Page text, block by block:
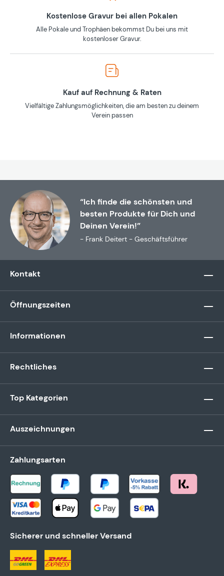
Kostenlose Gravur bei allen Pokalen
Alle Pokale und Trophäen bekommst Du bei uns mit
kostenloser Gravur.
Kauf auf Rechnung & Raten
Vielfältige Zahlungsmöglichkeiten, die am besten zu deinem
Verein passen
“Ich finde die schönsten und
besten Produkte für Dich und
Deinen Verein!”
- Frank Deitert - Geschäftsführer
Kontakt
Öffnungszeiten
Informationen
Rechtliches
Top Kategorien
Auszeichnungen
Zahlungsarten
Sicherer und schneller Versand